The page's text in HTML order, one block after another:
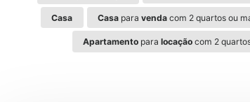
Casa Casapara vendacom 2 quartos ou
Apartamentopara locaçãocom 2